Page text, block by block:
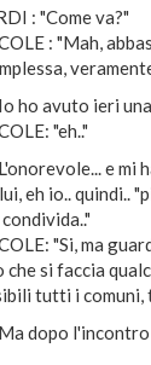
: "Come va?"
: "Mah,
ho avuto ieri
"eh.."
e
eh io..
"Si, ma
si faccia
tutti i comuni,
dopo